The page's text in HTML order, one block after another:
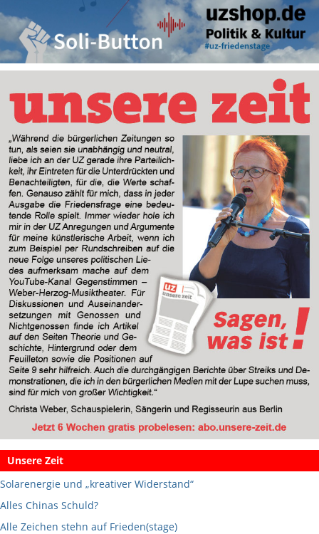
Unsere Zeit
Solarenergie und „kreativer Widerstand“
Alles Chinas Schuld?
Alle Zeichen stehn auf Frieden(stage)